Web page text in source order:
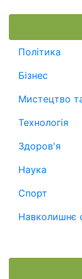
Політика
Бізнес
Мистецтво
Технологія
Здоров'я
Наука
Спорт
Навколишнє